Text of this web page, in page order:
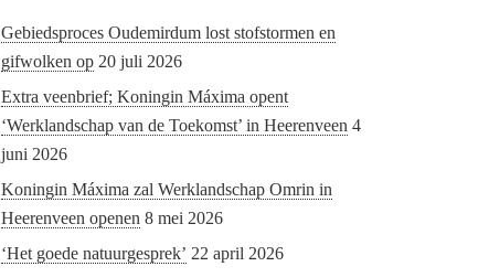
Gebiedsproces Oudemirdum lost stofstormen en
gifwolken op 20 juli 2026
Extra veenbrief; Koningin Máxima opent
‘Werklandschap van de Toekomst’ in Heerenveen 4
juni 2026
Koningin Máxima zal Werklandschap Omrin in
Heerenveen openen 8 mei 2026
‘Het goede natuurgesprek’ 22 april 2026